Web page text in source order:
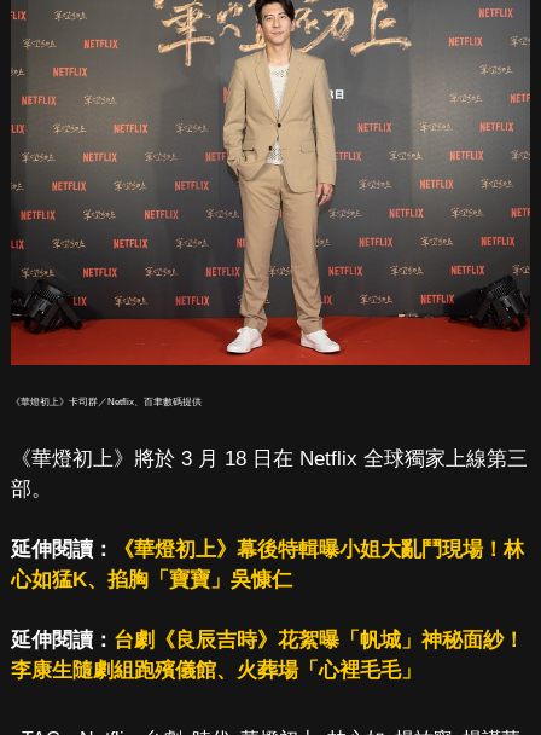
《華燈初上》卡司群／Netflix、百聿數碼提供
《華燈初上》將於 3 月 18 日在 Netflix 全球獨家上線第三
部。
延伸閱讀：
《華燈初上》幕後特輯曝小姐大亂鬥現場！林
心如猛K、掐胸「寶寶」吳慷仁
延伸閱讀： 台劇《良辰吉時》花絮曝「帆城」神秘面紗！
李康生隨劇組跑殯儀館、火葬場「心裡毛毛」